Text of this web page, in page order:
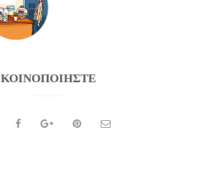
ΚΟΙΝΟΠΟΙΉΣΤΕ